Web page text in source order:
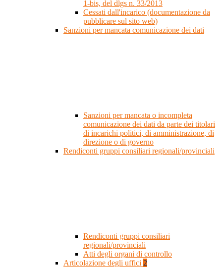
1-bis, del dlgs n. 33/2013
Cessati dall'incarico (documentazione da
pubblicare sul sito web)
Sanzioni per mancata comunicazione dei dati
Sanzioni per mancata o incompleta
comunicazione dei dati da parte dei titolari
di incarichi politici, di amministrazione, di
direzione o di governo
Rendiconti gruppi consiliari regionali/provinciali
Rendiconti gruppi consiliari
regionali/provinciali
Atti degli organi di controllo
Articolazione degli uffici 2